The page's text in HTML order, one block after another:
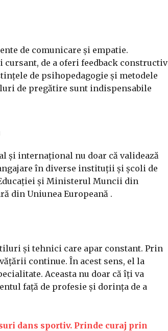
de comunicare și empatie.
cursant, de a oferi feedback constructiv
de psihopedagogie și metodele
de pregătire sunt indispensabile
și internațional nu doar că validează
în diverse instituții și școli de
și Ministerul Muncii din
din Uniunea Europeană .
și tehnici care apar constant. Prin
continue. În acest sens, el la
Aceasta nu doar că îți va
față de profesie și dorința de a
dans sportiv. Prinde curaj prin